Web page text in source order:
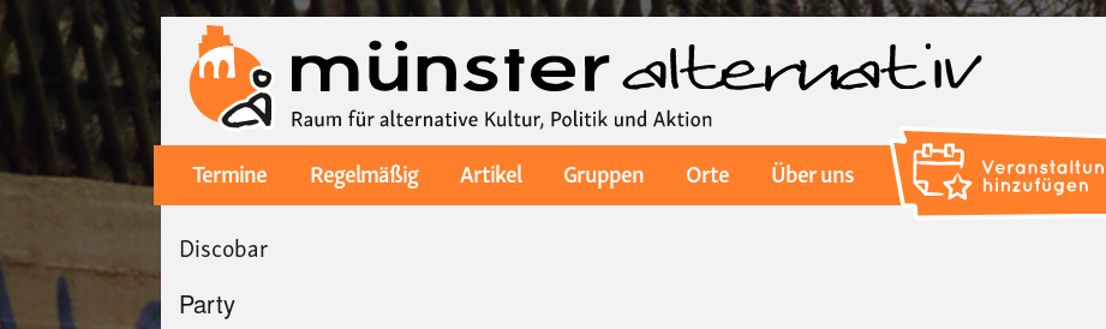
Inhalt
Main
navigation
Termine Regelmäßig Artikel Gruppen Orte
Über uns
Discobar
Party